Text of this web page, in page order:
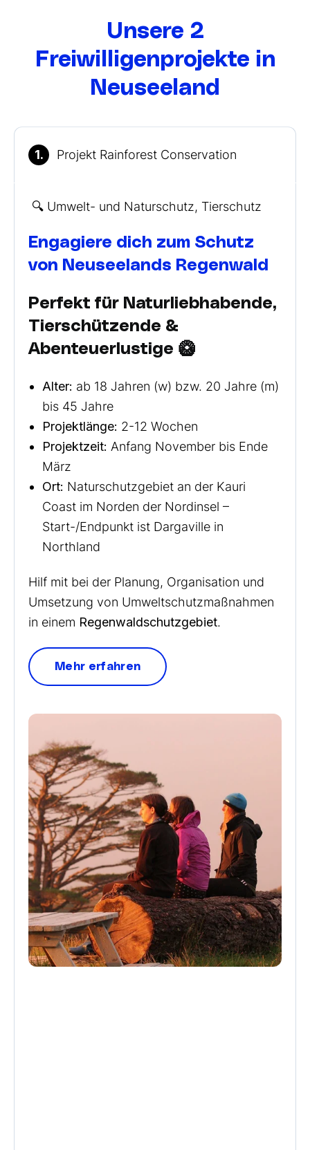
Unsere 2
Freiwilligenprojekte in
Neuseeland
1. Projekt Rainforest Conservation
🔍 Umwelt- und Naturschutz, Tierschutz
Engagiere dich zum Schutz
von Neuseelands Regenwald
Perfekt für Naturliebhabende,
Tierschützende &
Abenteuerlustige 🥝
Alter: ab 18 Jahren (w) bzw. 20 Jahre (m)
bis 45 Jahre
Projektlänge: 2-12 Wochen
Projektzeit: Anfang November bis Ende
März
Ort: Naturschutzgebiet an der Kauri
Coast im Norden der Nordinsel –
Start-/Endpunkt ist Dargaville in
Northland
Hilf mit bei der Planung, Organisation und
Umsetzung von Umweltschutzmaßnahmen
in einem Regenwaldschutzgebiet.
Mehr erfahren